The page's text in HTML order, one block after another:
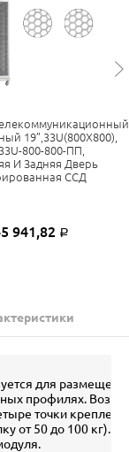
19”,33U(800X800),
800-800-ПП,
И Задняя Дверь
ССД
941,82 Р
для
профилях.
точки
от 50 до 100 кг).